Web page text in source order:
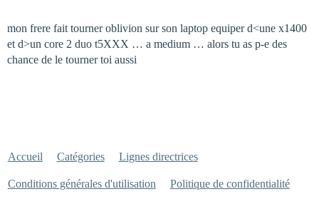
mon frere fait tourner oblivion sur son laptop equiper d<une x1400
et d>un core 2 duo t5XXX … a medium … alors tu as p-e des
chance de le tourner toi aussi
Accueil Catégories Lignes directrices
Conditions générales d'utilisation Politique de confidentialité